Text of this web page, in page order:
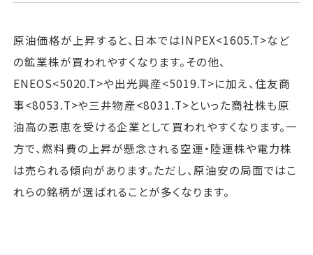
原油価格が上昇すると、日本ではINPEX<1605.T>など
の鉱業株が買われやすくなります。その他、
ENEOS<5020.T>や出光興産<5019.T>に加え、住友商
事<8053.T>や三井物産<8031.T>といった商社株も原
油高の恩恵を受ける企業として買われやすくなります。一
方で、燃料費の上昇が懸念される空運・陸運株や電力株
は売られる傾向があります。ただし、原油安の局面ではこ
れらの銘柄が選ばれることが多くなります。